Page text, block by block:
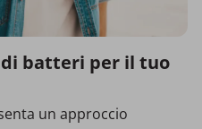
batteri per il tuo
un approccio